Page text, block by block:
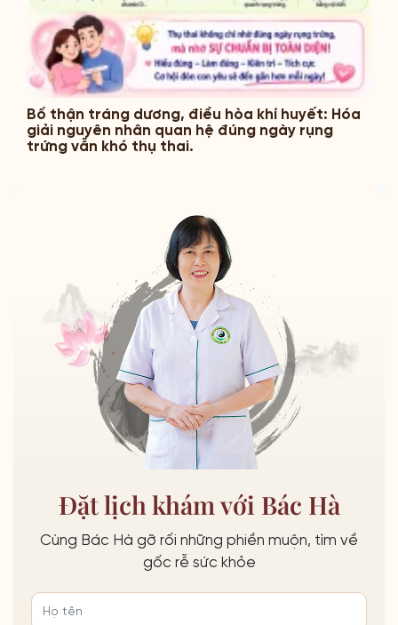
Bổ thận tráng dương, điều hòa khí huyết: Hóa
giải nguyên nhân quan hệ đúng ngày rụng
trứng vẫn khó thụ thai.
Đặt lịch khám với Bác Hà
Cùng Bác Hà gỡ rối những phiền muộn, tìm về
gốc rễ sức khỏe